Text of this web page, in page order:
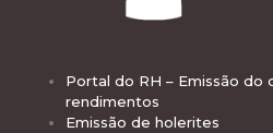
Portal do RH – Emissão do
rendimentos
Emissão de holerites